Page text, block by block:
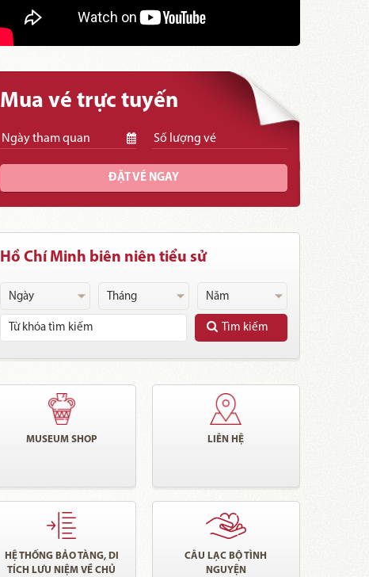
Mua vé trực tuyến
ĐẶT VÉ NGAY
Hồ Chí Minh biên niên tiểu sử
Tìm kiếm
MUSEUM SHOP LIÊN HỆ
HỆ THỐNG BẢO TÀNG, DI
TÍCH LƯU NIỆM VỀ CHỦ
CÂU LẠC BỘ TÌNH
NGUYỆN